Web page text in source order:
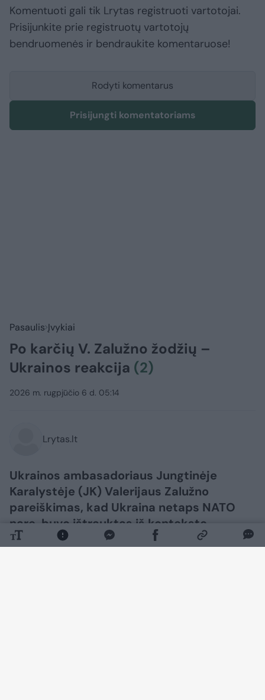
Komentuoti gali tik Lrytas registruoti vartotojai.
Prisijunkite prie registruotų vartotojų
bendruomenės ir bendraukite komentaruose!
Rodyti komentarus
Prisijungti komentatoriams
Pasaulis Įvykiai
Po karčių V. Zalužno žodžių –
Ukrainos reakcija (2)
2026 m. rugpjūčio 6 d. 05:14
Lrytas.lt
Ukrainos ambasadoriaus Jungtinėje
Karalystėje (JK) Valerijaus Zalužno
pareiškimas, kad Ukraina netaps NATO
nare, buvo ištrauktas iš konteksto,
žurnalistams pareiškė Ukrainos užsienio